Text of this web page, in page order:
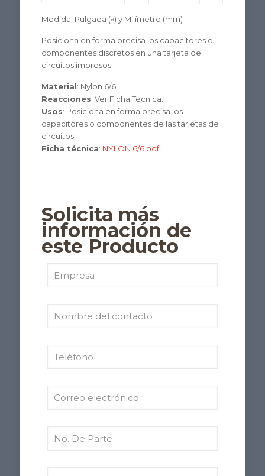
Medida: Pulgada («) y Milímetro (mm)
Posiciona en forma precisa los capacitores o
componentes discretos en una tarjeta de
circuitos impresos.
Material: Nylon 6/6
Reacciones: Ver Ficha Técnica.
Usos: Posiciona en forma precisa los
capacitores o componentes de las tarjetas de
circuitos.
Ficha técnica: NYLON 6/6.pdf
Solicita más
información de
este Producto